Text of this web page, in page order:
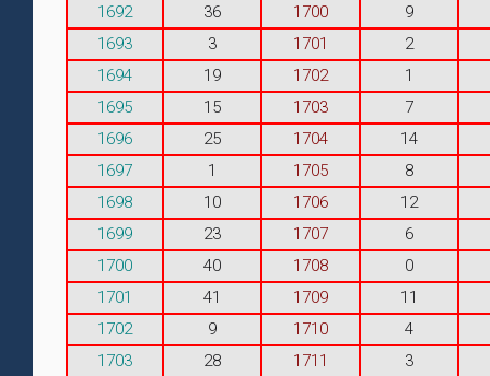
1692
36 1700
9
1693
3 1701
2
1694
19 1702
1
1695
15 1703
7
1696
25 1704
14
1697
1 1705
8
1698
10 1706
12
1699
23 1707
6
1700
40 1708
0
1701
41 1709
11
1702
9 1710
4
1703
28 1711
3